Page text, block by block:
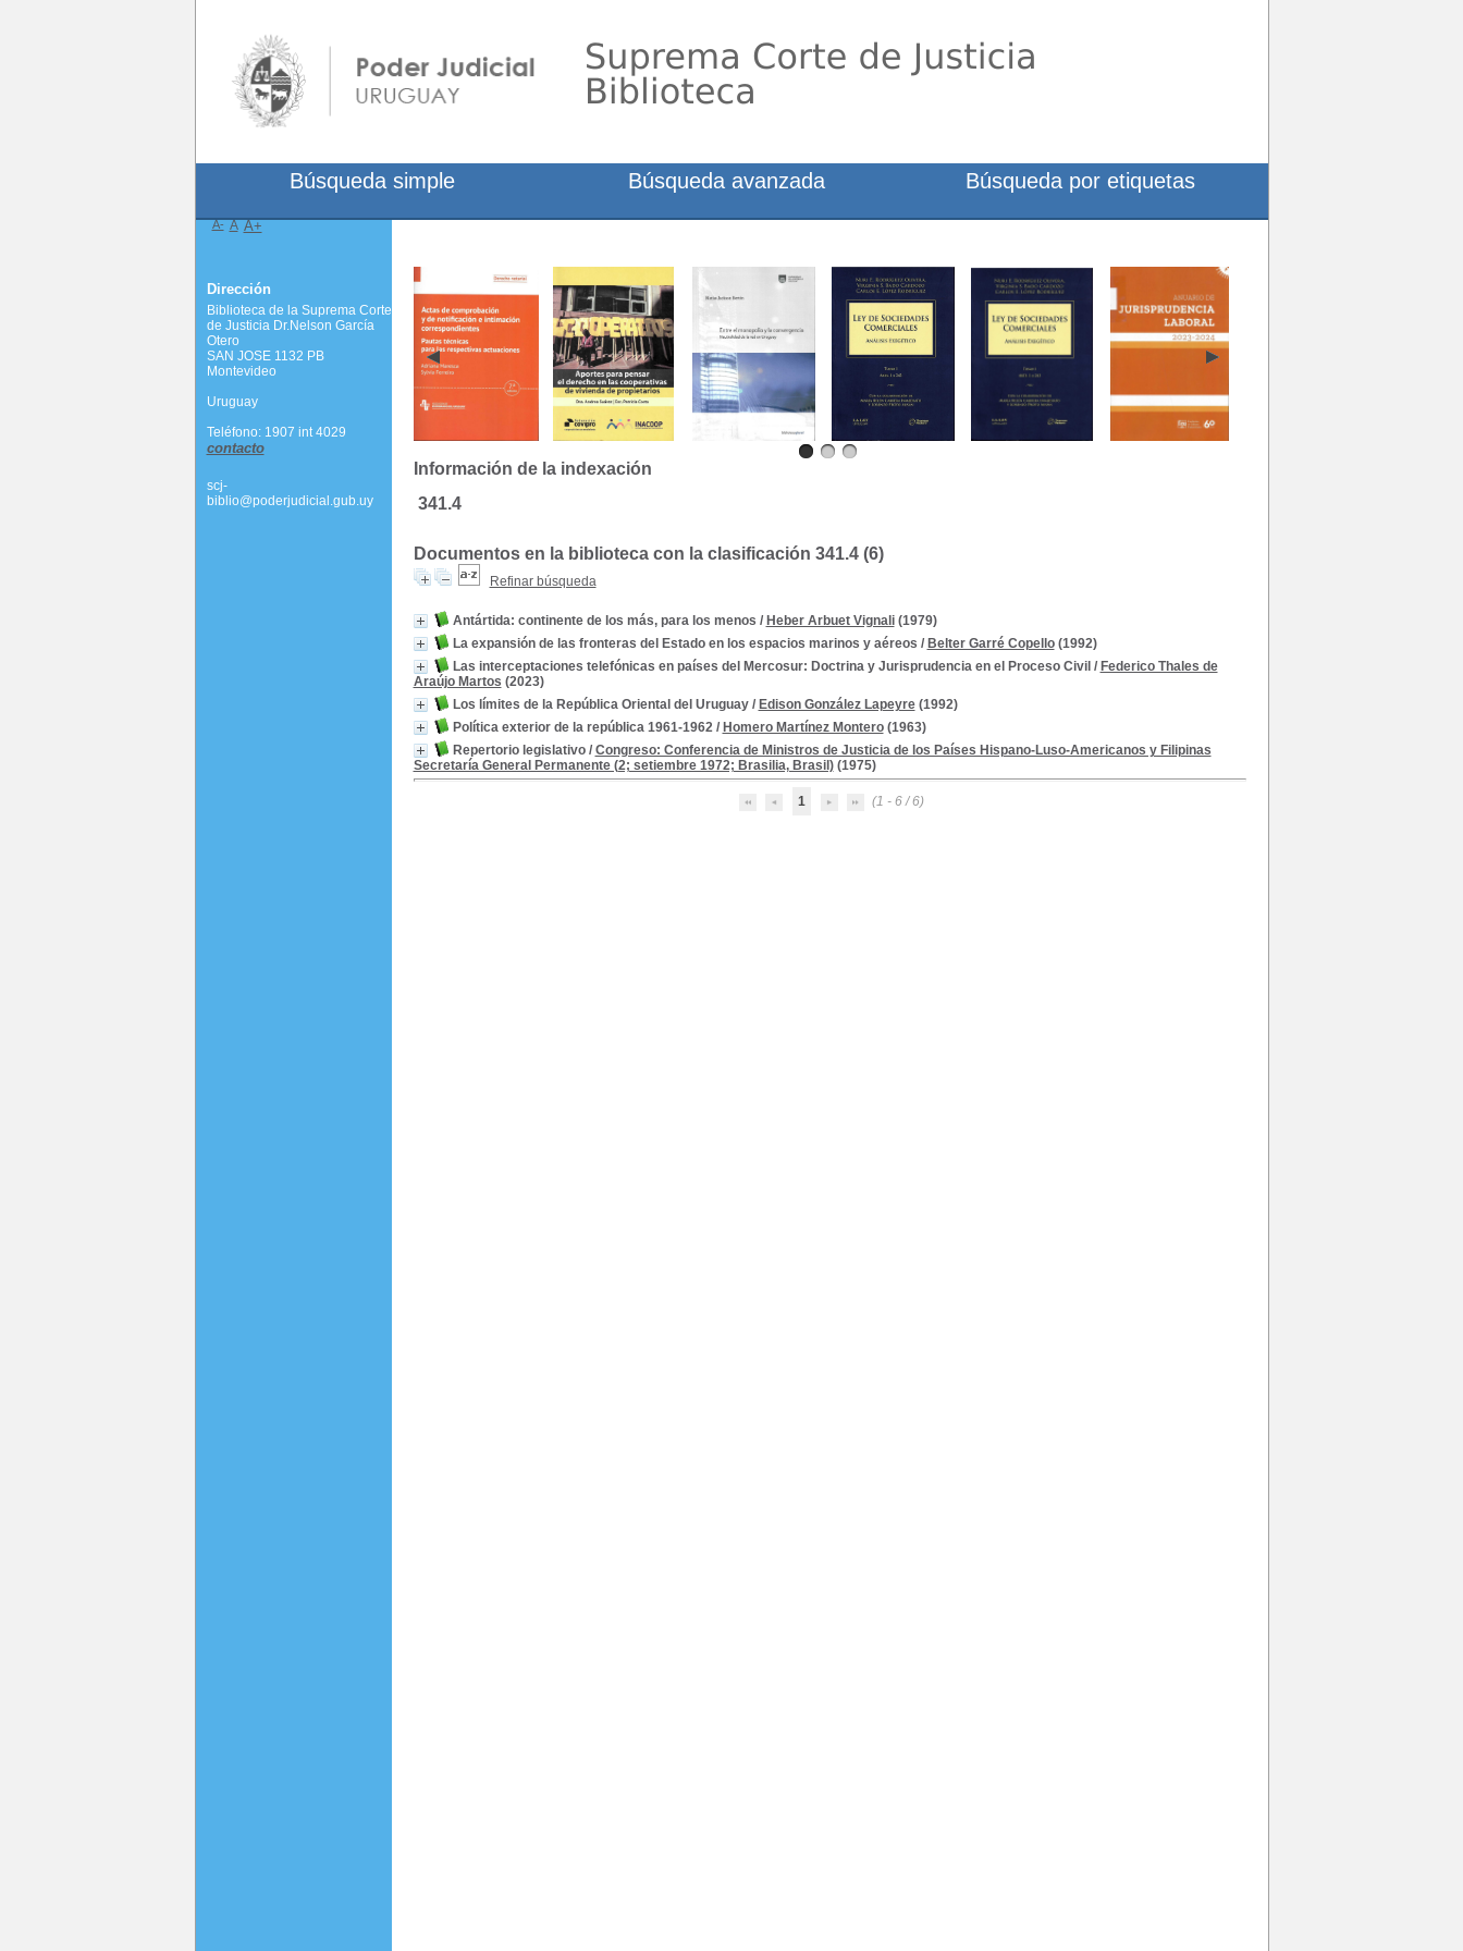
Información de la indexación
341.4
Documentos en la biblioteca con la clasificación 341.4 (6)
Refinar búsqueda
Antártida: continente de los más, para los menos / Heber Arbuet Vignali(1979)
La expansión de las fronteras del Estado en los espacios marinos y aéreos / Belter Garré Copello(1992)
Las interceptaciones telefónicas en países del Mercosur: Doctrina y Jurisprudencia en el Proceso Civil / Federico Thales de
Araújo Martos (2023)
Los límites de la República Oriental del Uruguay/ Edison González Lapeyre(1992)
Política exterior de la república 1961-1962/ Homero Martínez Montero(1963)
Repertorio legislativo/ Congreso: Conferencia de Ministros de Justicia de los Países Hispano-Luso-Americanos y Filipinas
Secretaría General Permanente (2; setiembre 1972; Brasilia, Brasil)(1975)
1 (1 - 6 / 6)
Búsqueda simple Búsqueda avanzada Búsqueda por etiquetas
A- A A+
Dirección
Biblioteca de la Suprema Corte
de Justicia Dr.Nelson García
Otero
SAN JOSE 1132 PB
Montevideo
Uruguay
Teléfono: 1907 int 4029
contacto
scj-
biblio@poderjudicial.gub.uy